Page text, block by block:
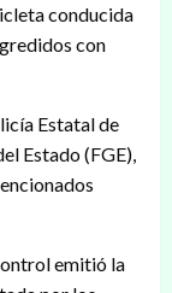
conducida
con
Estatal de
Estado (FGE),
emitió la